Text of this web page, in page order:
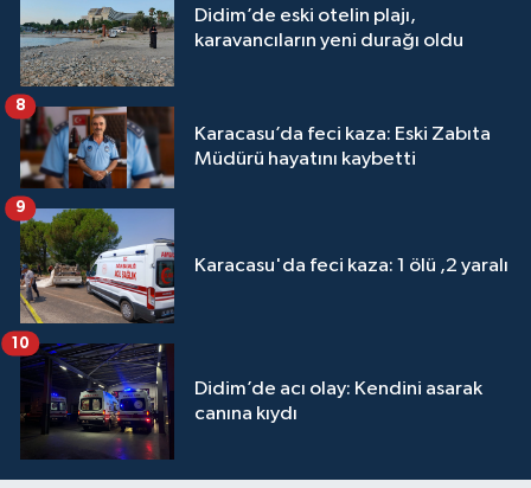
Didim’de eski otelin plajı,
karavancıların yeni durağı oldu
Karacasu’da feci kaza: Eski Zabıta
Müdürü hayatını kaybetti
8
Karacasu'da feci kaza: 1 ölü ,2 yaralı
9
Didim’de acı olay: Kendini asarak
canına kıydı
10